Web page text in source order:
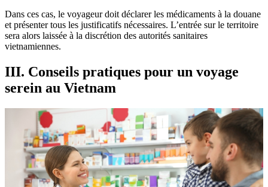
Dans ces cas, le voyageur doit déclarer les médicaments à la douane
et présenter tous les justificatifs nécessaires. L’entrée sur le territoire
sera alors laissée à la discrétion des autorités sanitaires
vietnamiennes.
III. Conseils pratiques pour un voyage
serein au Vietnam